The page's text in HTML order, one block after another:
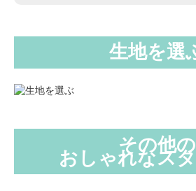
生地を選
その他の
おしゃれなス